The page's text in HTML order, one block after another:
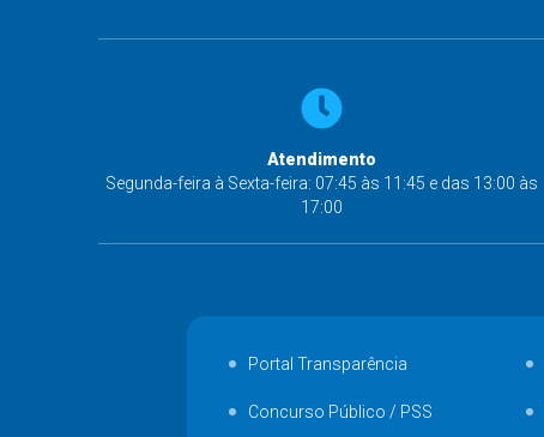
Atendimento
Segunda-feira à Sexta-feira: 07:45 às 11:45 e das 13:00 às
17:00
Portal Transparência
Concurso Público / PSS